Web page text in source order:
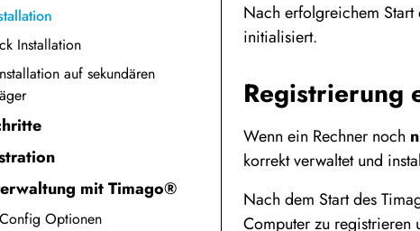
Installation
auf sekundären
mit Timago®
Optionen
Nach erfolgreichem Start
initialisiert.
Registrierung
Wenn ein Rechner noch
korrekt verwaltet und
Nach dem Start des
Computer zu registrieren